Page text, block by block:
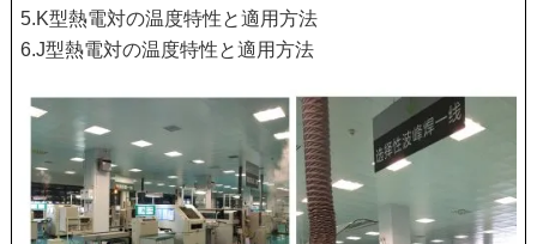
5.K型熱電対の温度特性と適用方法
6.J型熱電対の温度特性と適用方法